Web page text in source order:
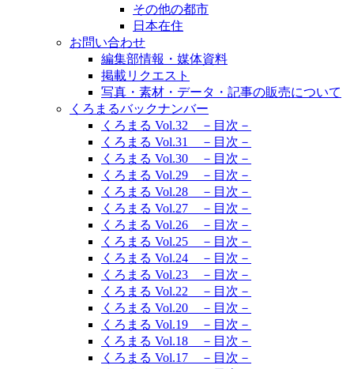
その他の都市
日本在住
お問い合わせ
編集部情報・媒体資料
掲載リクエスト
写真・素材・データ・記事の販売について
くろまるバックナンバー
くろまる Vol.32 －目次－
くろまる Vol.31 －目次－
くろまる Vol.30 －目次－
くろまる Vol.29 －目次－
くろまる Vol.28 －目次－
くろまる Vol.27 －目次－
くろまる Vol.26 －目次－
くろまる Vol.25 －目次－
くろまる Vol.24 －目次－
くろまる Vol.23 －目次－
くろまる Vol.22 －目次－
くろまる Vol.20 －目次－
くろまる Vol.19 －目次－
くろまる Vol.18 －目次－
くろまる Vol.17 －目次－